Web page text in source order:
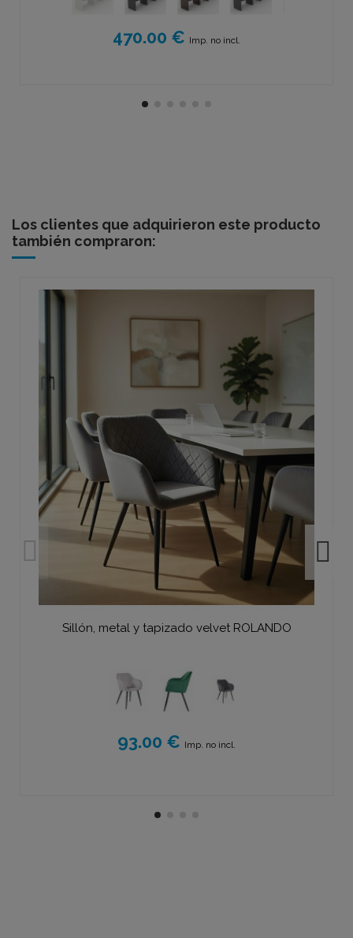
470.00 € Imp. no incl.
Los clientes que adquirieron este producto
también compraron:
Sillón, metal y tapizado velvet ROLANDO
93.00 € Imp. no incl.